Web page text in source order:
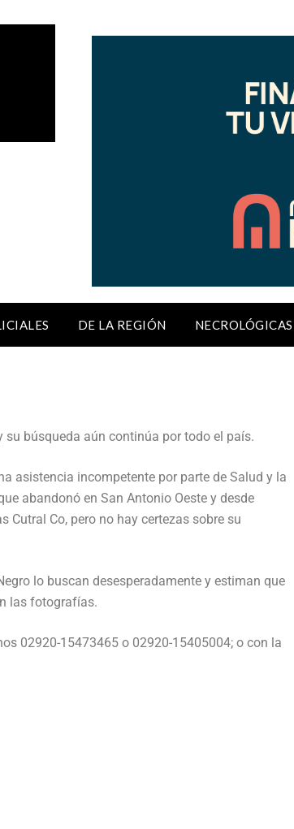
DE LA REGIÓN NECROLÓGICAS
su búsqueda aún continúa por todo el país.
asistencia incompetente por parte de Salud y la
abandonó en San Antonio Oeste y desde
Cutral Co, pero no hay certezas sobre su
lo buscan desesperadamente y estiman que
las fotografías.
02920-15473465 o 02920-15405004; o con la